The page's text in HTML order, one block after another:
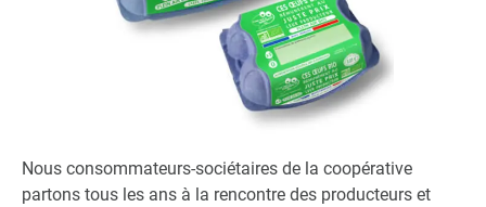
Nous consommateurs-sociétaires de la coopérative
partons tous les ans à la rencontre des producteurs et